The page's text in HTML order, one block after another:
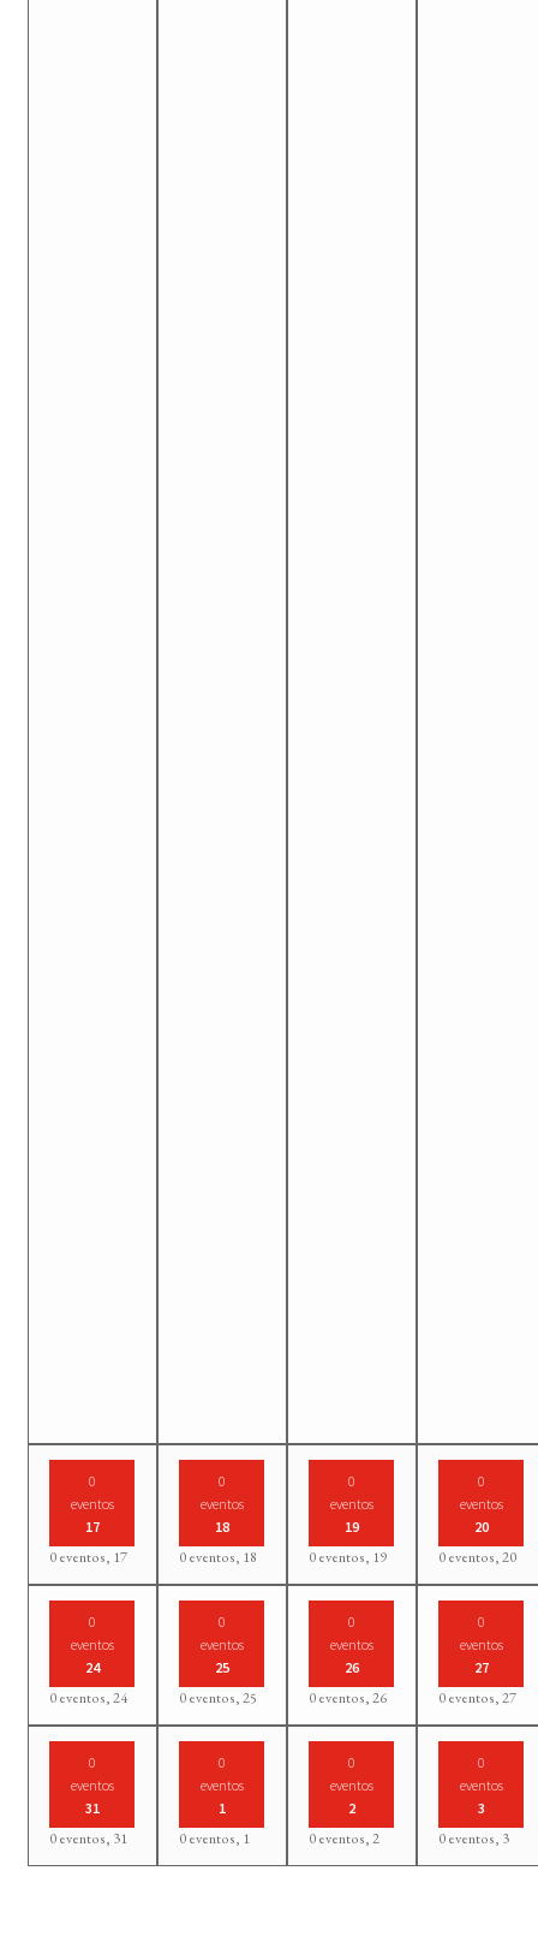
0
eventos
17
0 eventos, 17
0
eventos
18
0 eventos, 18
0
eventos
19
0 eventos, 19
0
eventos
20
0 eventos,20
0
eventos
24
0 eventos,24
0
eventos
25
0 eventos,25
0
eventos
26
0 eventos,26
0
eventos
27
0 eventos,27
0
eventos
31
0 eventos, 31
0
eventos
1
0 eventos, 1
0
eventos
2
0 eventos,2
0
eventos
3
0 eventos, 3